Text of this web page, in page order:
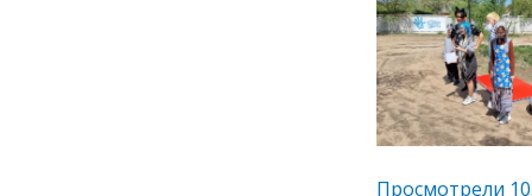
Просмотрели